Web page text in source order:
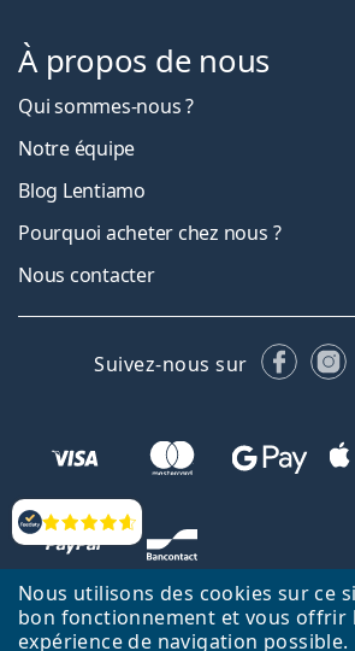
Nous utilisons des cookies sur ce
bon fonctionnement et vous offrir
expérience de navigation possible.
Évaluation
À propos de nous
Qui sommes-nous ?
Notre équipe
Blog Lentiamo
Pourquoi acheter chez nous ?
Nous contacter
Suivez-nous sur